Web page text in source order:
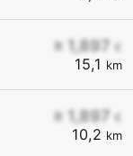
≥ 1,897 €
15,1 km
≥ 1,897 €
10,2 km